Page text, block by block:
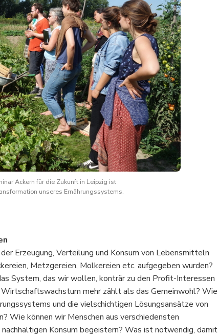
Ackern für die Zukunft in Leipzig ist
unseres Ernährungssystems.
Erzeugung, Verteilung und Konsum von Lebensmitteln
Metzgereien, Molkereien etc. aufgegeben wurden?
System, das wir wollen, konträr zu den Profit-Interessen
mehr zählt als das Gemeinwohl? Wie
und die vielschichtigen Lösungsansätze von
Wie können wir Menschen aus verschiedensten
Konsum begeistern? Was ist notwendig, damit